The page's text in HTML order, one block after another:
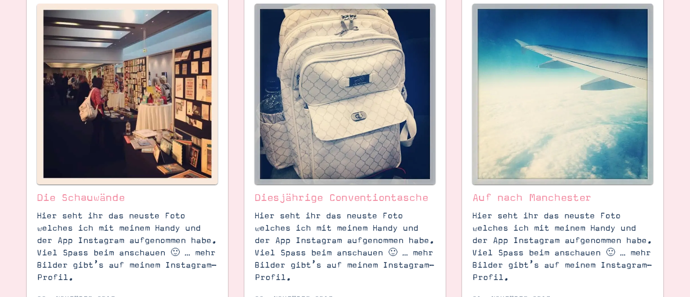
Die Schauwände
Hier seht ihr das neuste Foto
welches ich mit meinem Handy und
der App Instagram aufgenommen habe.
Viel Spass beim anschauen 🙂 … mehr
Bilder gibt’s auf meinem Instagram-
Profil.
Diesjährige Conventiontasche
Hier seht ihr das neuste Foto
welches ich mit meinem Handy und
der App Instagram aufgenommen habe.
Viel Spass beim anschauen 🙂 … mehr
Bilder gibt’s auf meinem Instagram-
Profil.
Auf nach Manchester
Hier seht ihr das neuste Foto
welches ich mit meinem Handy und
der App Instagram aufgenommen habe.
Viel Spass beim anschauen 🙂 … mehr
Bilder gibt’s auf meinem Instagram-
Profil.